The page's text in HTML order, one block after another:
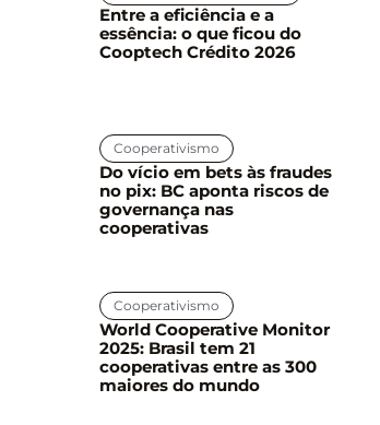
Entre a eficiência e a
essência: o que ficou do
Cooptech Crédito 2026
Cooperativismo
Do vício em bets às fraudes
no pix: BC aponta riscos de
governança nas
cooperativas
Cooperativismo
World Cooperative Monitor
2025: Brasil tem 21
cooperativas entre as 300
maiores do mundo